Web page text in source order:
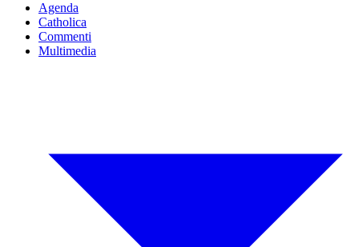
Agenda
Catholica
Commenti
Multimedia